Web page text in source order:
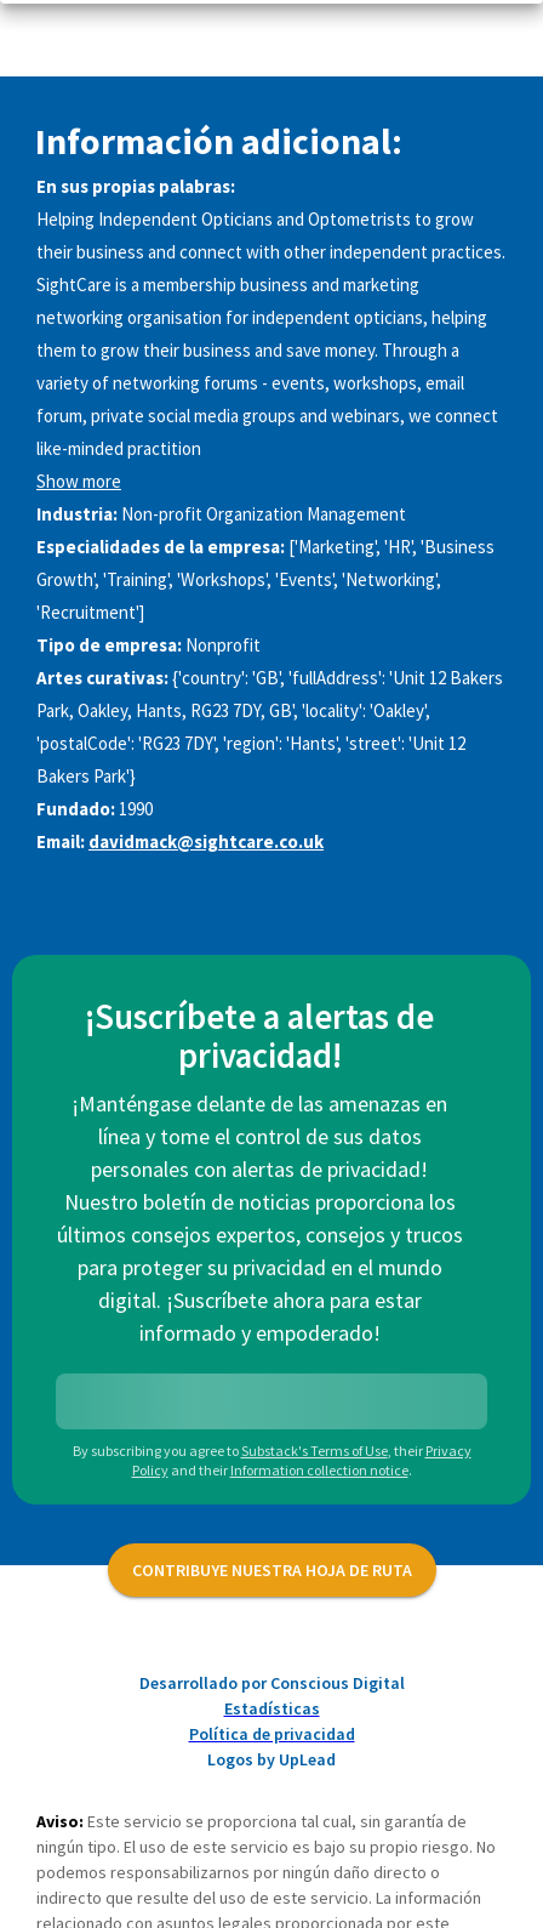
Información adicional:
En sus propias palabras:
Helping Independent Opticians and Optometrists to grow
their business and connect with other independent practices.
SightCare is a membership business and marketing
networking organisation for independent opticians, helping
them to grow their business and save money. Through a
variety of networking forums - events, workshops, email
forum, private social media groups and webinars, we connect
like-minded practition
Show more
Industria: Non-profit Organization Management
Especialidades de la empresa: ['Marketing', 'HR', 'Business
Growth', 'Training', 'Workshops', 'Events', 'Networking',
'Recruitment']
Tipo de empresa: Nonprofit
Artes curativas:{'country': 'GB', 'fullAddress': 'Unit 12 Bakers
Park, Oakley, Hants, RG23 7DY, GB', 'locality': 'Oakley',
'postalCode': 'RG23 7DY', 'region': 'Hants', 'street': 'Unit 12
Bakers Park'}
Fundado: 1990
Email: davidmack@sightcare.co.uk
¡Suscríbete a alertas de
privacidad!
¡Manténgase delante de las amenazas en
línea y tome el control de sus datos
personales con alertas de privacidad!
Nuestro boletín de noticias proporciona los
últimos consejos expertos, consejos y trucos
para proteger su privacidad en el mundo
digital. ¡Suscríbete ahora para estar
informado y empoderado!
By subscribing you agree toSubstack's Terms of Use, their Privacy
Policy and their Information collection notice.
CONTRIBUYE NUESTRA HOJA DE RUTA
Desarrollado por Conscious Digital
Estadísticas
Política de privacidad
Logos by UpLead
Aviso: Este servicio se proporciona tal cual, sin garantía de
ningún tipo. El uso de este servicio es bajo su propio riesgo. No
podemos responsabilizarnos por ningún daño directo o
indirecto que resulte del uso de este servicio. La información